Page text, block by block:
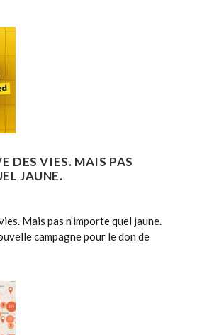
DES VIES. MAIS PAS
JAUNE.
Mais pas n’importe quel jaune.
campagne pour le don de